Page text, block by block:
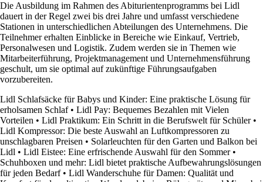
Die Ausbildung im Rahmen des Abiturientenprogramms bei Lidl
dauert in der Regel zwei bis drei Jahre und umfasst verschiedene
Stationen in unterschiedlichen Abteilungen des Unternehmens. Die
Teilnehmer erhalten Einblicke in Bereiche wie Einkauf, Vertrieb,
Personalwesen und Logistik. Zudem werden sie in Themen wie
Mitarbeiterführung, Projektmanagement und Unternehmensführung
geschult, um sie optimal auf zukünftige Führungsaufgaben
vorzubereiten.
Lidl Schlafsäcke für Babys und Kinder: Eine praktische Lösung für
erholsamen Schlaf• Lidl Pay: Bequemes Bezahlen mit Vielen
Vorteilen • Lidl Praktikum: Ein Schritt in die Berufswelt für Schüler•
Lidl Kompressor: Die beste Auswahl an Luftkompressoren zu
unschlagbaren Preisen • Solarleuchten für den Garten und Balkon bei
Lidl • Lidl Eistee: Eine erfrischende Auswahl für den Sommer•
Schuhboxen und mehr: Lidl bietet praktische Aufbewahrungslösungen
für jeden Bedarf• Lidl Wanderschuhe für Damen: Qualität und